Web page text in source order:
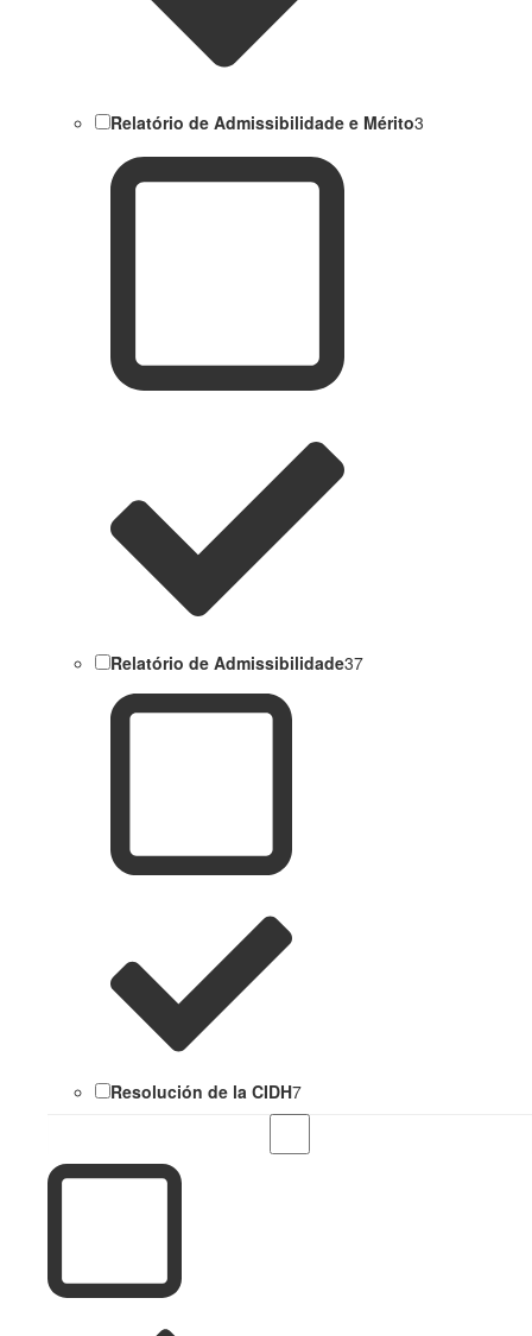
Relatório de Admissibilidade e Mérito3
Relatório de Admissibilidade37
Resolución de la CIDH7